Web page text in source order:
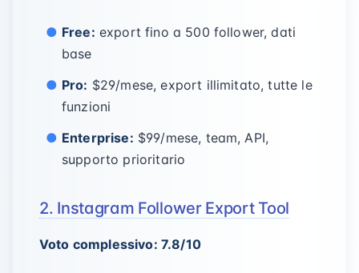
Free: export fino a 500 follower, dati
base
Pro: $29/mese, export illimitato, tutte le
funzioni
Enterprise: $99/mese, team, API,
supporto prioritario
2. Instagram Follower Export Tool
Voto complessivo: 7.8/10